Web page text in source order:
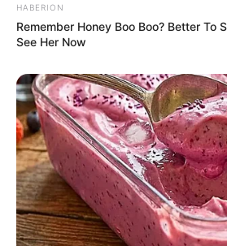
HABERION
Remember Honey Boo Boo? Better To
See Her Now